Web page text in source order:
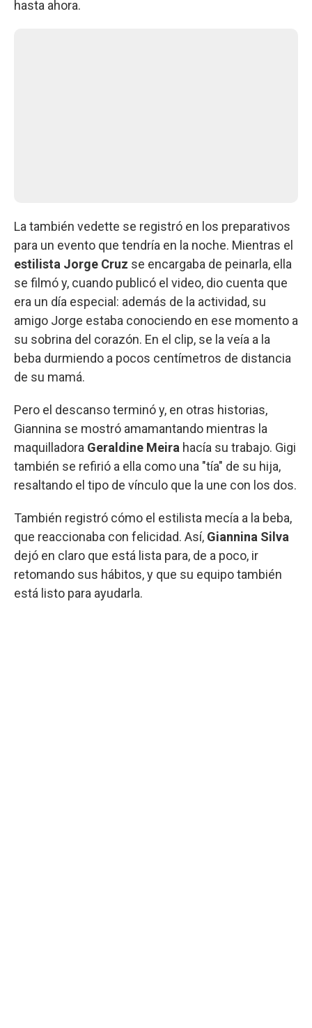
hasta ahora.
La también vedette se registró en los preparativos
para un evento que tendría en la noche. Mientras el
estilista Jorge Cruz se encargaba de peinarla, ella
se filmó y, cuando publicó el video, dio cuenta que
era un día especial: además de la actividad, su
amigo Jorge estaba conociendo en ese momento a
su sobrina del corazón. En el clip, se la veía a la
beba durmiendo a pocos centímetros de distancia
de su mamá.
Pero el descanso terminó y, en otras historias,
Giannina se mostró amamantando mientras la
maquilladora Geraldine Meira hacía su trabajo. Gigi
también se refirió a ella como una "tía" de su hija,
resaltando el tipo de vínculo que la une con los dos.
También registró cómo el estilista mecía a la beba,
que reaccionaba con felicidad. Así, Giannina Silva
dejó en claro que está lista para, de a poco, ir
retomando sus hábitos, y que su equipo también
está listo para ayudarla.